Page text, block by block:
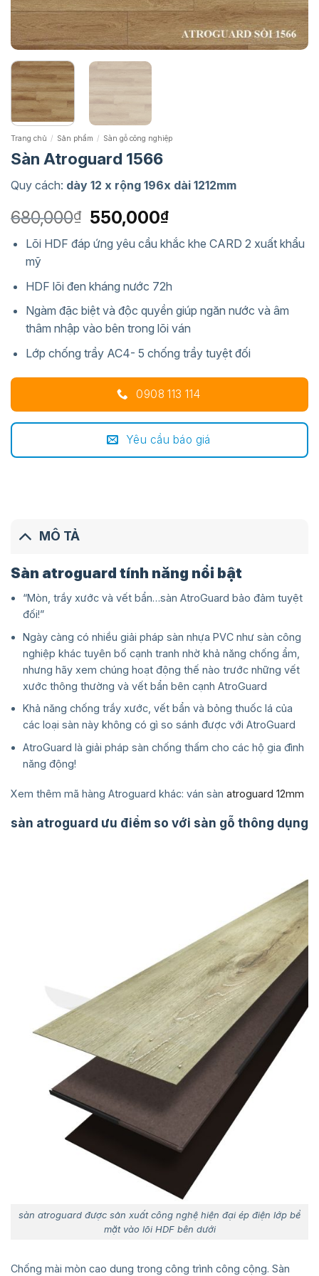
Trang chủ / Sản phẩm / Sàn gỗ công nghiệp
Sàn Atroguard 1566
Quy cách: dày 12 x rộng 196x dài 1212mm
680,000₫
Giá
gốc
là:
550,000₫Giá
hiện
tại
550,000₫.
Lõi HDF đáp ứng yêu cầu khắc khe CARD 2 xuất khẩu
mỹ
HDF lõi đen kháng nước 72h
Ngàm đặc biệt và độc quyền giúp ngăn nước và âm
thâm nhập vào bên trong lõi ván
Lớp chống trầy AC4- 5 chống trầy tuyệt đối
0908 113 114
Yêu cầu báo giá
MÔ TẢ
Sàn atroguard tính năng nổi bật
“Mòn, trầy xước và vết bẩn…sàn AtroGuard bảo đảm tuyệt
đối!”
Ngày càng có nhiều giải pháp sàn nhựa PVC như sàn công
nghiệp khác tuyên bố cạnh tranh nhờ khả năng chống ẩm,
nhưng hãy xem chúng hoạt động thế nào trước những vết
xước thông thường và vết bẩn bên cạnh AtroGuard
Khả năng chống trầy xước, vết bẩn và bỏng thuốc lá của
các loại sàn này không có gì so sánh được với AtroGuard
AtroGuard là giải pháp sàn chống thấm cho các hộ gia đình
năng động!
Xem thêm mã hàng Atroguard khác: ván sàn atroguard 12mm
sàn atroguard ưu điểm so với sàn gỗ thông dụng
sàn atroguard được sản xuất công nghệ hiện đại ép điện lớp bề
mặt vào lõi HDF bên dưới
Chống mài mòn cao dung trong công trình công cộng. Sàn